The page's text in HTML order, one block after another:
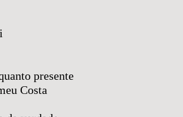
presente
Costa